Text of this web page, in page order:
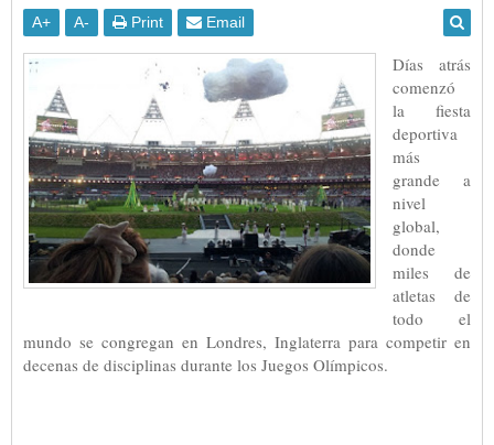
A+ A- Print Email
Días atrás
comenzó
la fiesta
deportiva
más
grande a
nivel
global,
donde
miles de
atletas de
todo el
mundo se congregan en Londres, Inglaterra para competir en
decenas de disciplinas durante los Juegos Olímpicos.